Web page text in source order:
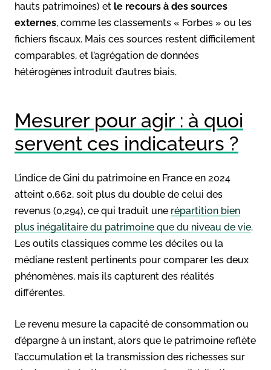
hauts patrimoines) et le recours à des sources
externes, comme les classements « Forbes » ou les
fichiers fiscaux. Mais ces sources restent difficilement
comparables, et l’agrégation de données
hétérogènes introduit d’autres biais.
Mesurer pour agir : à quoi
servent ces indicateurs ?
L’indice de Gini du patrimoine en France en 2024
atteint 0,662, soit plus du double de celui des
revenus (0,294), ce qui traduit une répartition bien
plus inégalitaire du patrimoine que du niveau de vie.
Les outils classiques comme les déciles ou la
médiane restent pertinents pour comparer les deux
phénomènes, mais ils capturent des réalités
différentes.
Le revenu mesure la capacité de consommation ou
d’épargne à un instant, alors que le patrimoine reflète
l’accumulation et la transmission des richesses sur